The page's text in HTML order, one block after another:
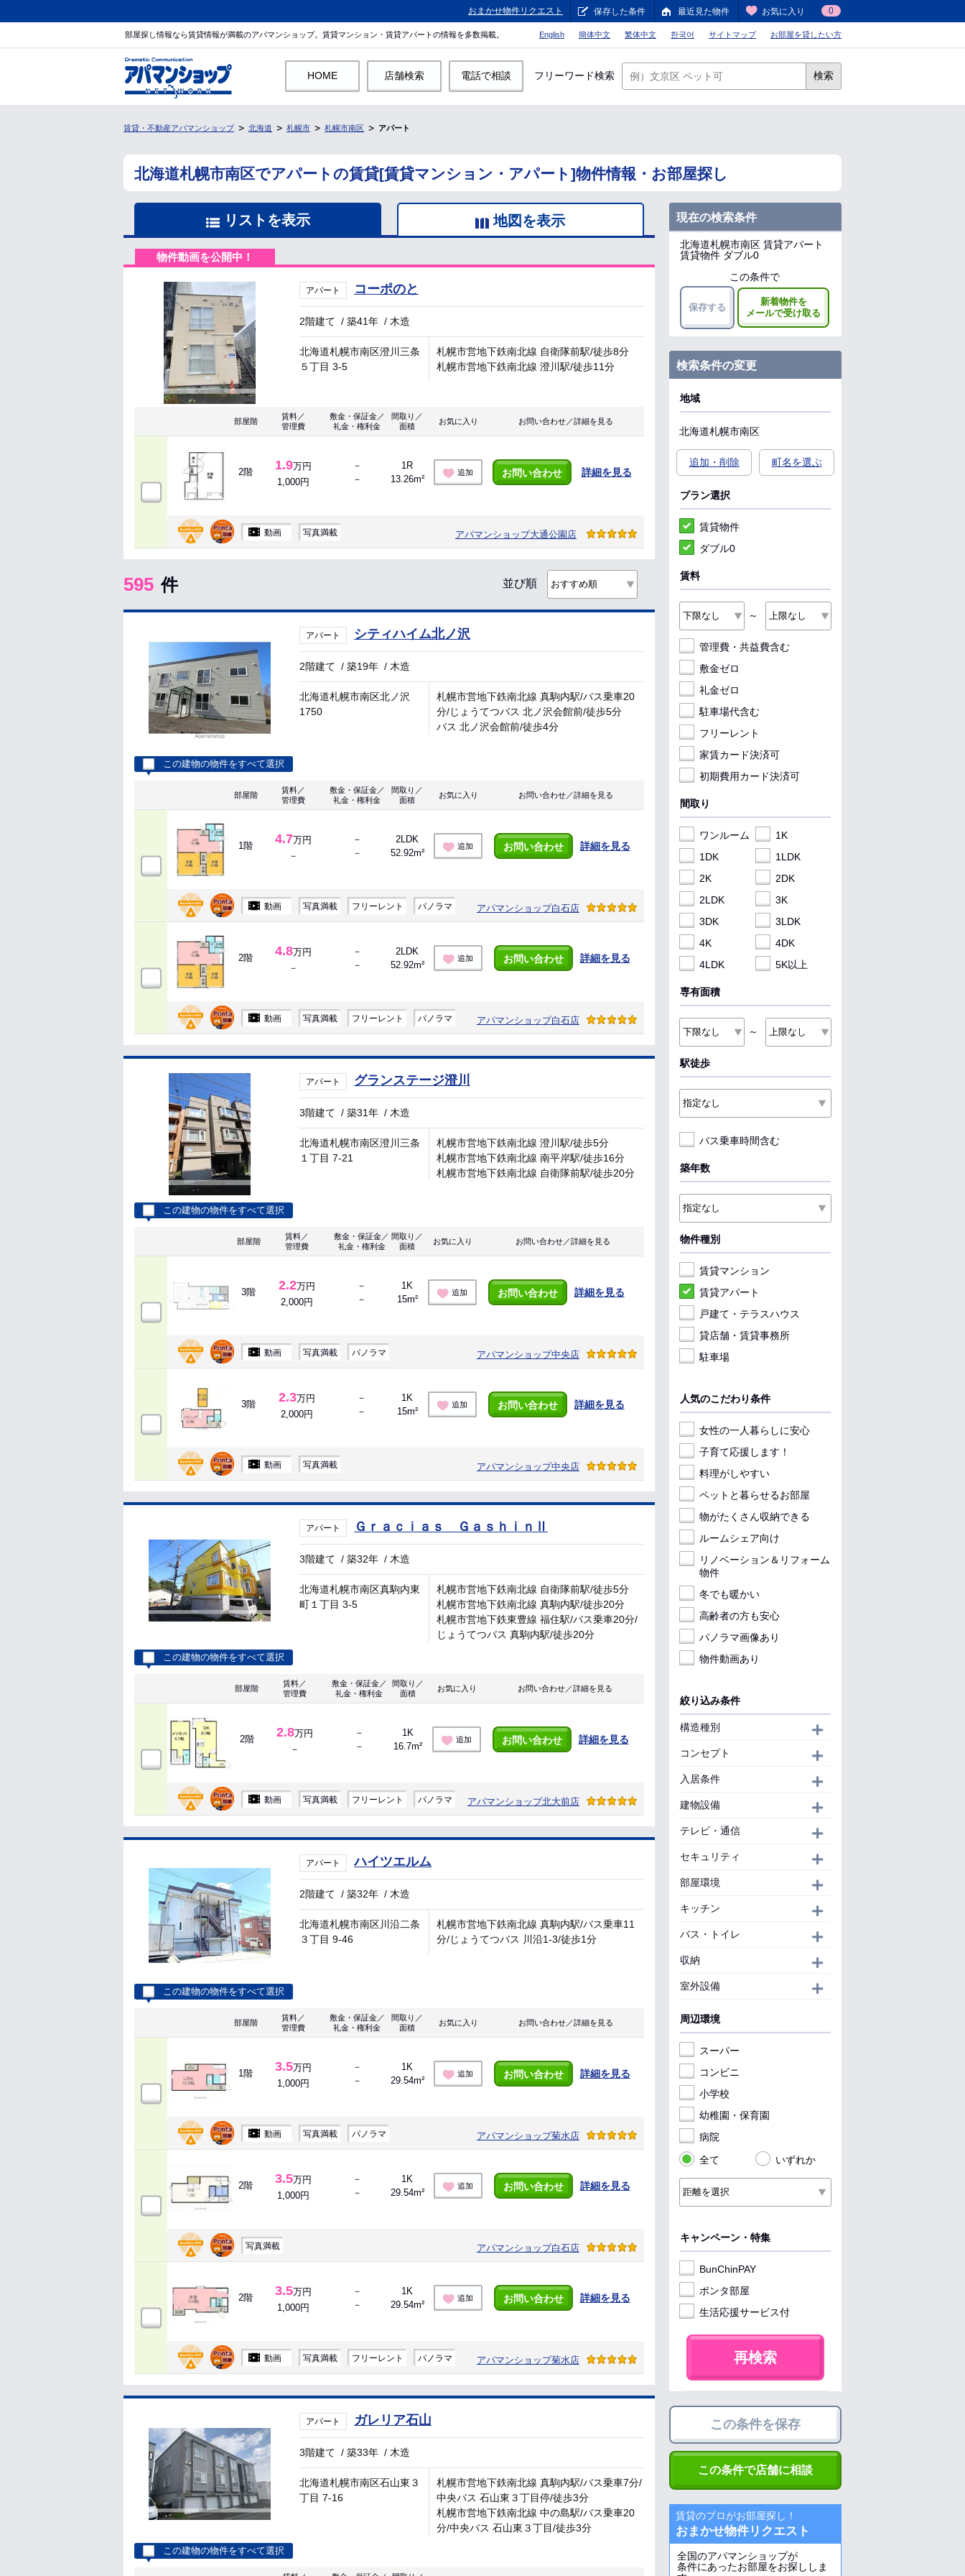
おまかせ物件リクエスト 保存した条件 最近見た物件 お気に入り 0
部屋探し情報なら賃貸情報が満載のアパマンショップ。賃貸マンション・賃貸アパートの情報を多数掲載。 English 簡体中文 繁体中文 한국어 サイトマップ お部屋を貸したい方
HOME 店舗検索 電話で相談 フリーワード検索 検索
賃貸・不動産アパマンショップ 北海道 札幌市 札幌市南区 アパート
北海道札幌市南区でアパートの賃貸[賃貸マンション・アパート]物件情報・お部屋探し
リストを表示 地図を表示
物件動画を公開中！
アパート コーポのと
2階建て /築41年 / 木造
北海道札幌市南区澄川三条
５丁目 3-5
札幌市営地下鉄南北線 自衛隊前駅/徒歩8分
札幌市営地下鉄南北線 澄川駅/徒歩11分
部屋階
賃料／
管理費
敷金・保証金／
礼金・権利金
間取り／
面積
お気に入り お問い合わせ／詳細を見る
2階 1.9万円
1,000円
－
－
1R
13.26m²
追加 お問い合わせ 詳細を見る
動画 写真満載 アパマンショップ大通公園店
595 件 並び順
アパート シティハイム北ノ沢
2階建て /築19年 / 木造
北海道札幌市南区北ノ沢
1750
札幌市営地下鉄南北線 真駒内駅/バス乗車20
分/じょうてつバス 北ノ沢会館前/徒歩5分
バス 北ノ沢会館前/徒歩4分
この建物の物件をすべて選択
部屋階
賃料／
管理費
敷金・保証金／
礼金・権利金
間取り／
面積
お気に入り お問い合わせ／詳細を見る
1階 4.7万円
－
－
－
2LDK
52.92m²
追加 お問い合わせ 詳細を見る
動画 写真満載 フリーレント パノラマ アパマンショップ白石店
2階 4.8万円
－
－
－
2LDK
52.92m²
追加 お問い合わせ 詳細を見る
動画 写真満載 フリーレント パノラマ アパマンショップ白石店
アパート グランステージ澄川
3階建て /築31年 / 木造
北海道札幌市南区澄川三条
１丁目 7-21
札幌市営地下鉄南北線 澄川駅/徒歩5分
札幌市営地下鉄南北線 南平岸駅/徒歩16分
札幌市営地下鉄南北線 自衛隊前駅/徒歩20分
この建物の物件をすべて選択
部屋階
賃料／
管理費
敷金・保証金／
礼金・権利金
間取り／
面積
お気に入り お問い合わせ／詳細を見る
3階 2.2万円
2,000円
－
－
1K
15m²
追加 お問い合わせ 詳細を見る
動画 写真満載 パノラマ アパマンショップ中央店
3階 2.3万円
2,000円
－
－
1K
15m²
追加 お問い合わせ 詳細を見る
動画 写真満載 アパマンショップ中央店
アパート Ｇｒａｃｉａｓ ＧａｓｈｉｎⅡ
3階建て /築32年 / 木造
北海道札幌市南区真駒内東
町１丁目 3-5
札幌市営地下鉄南北線 自衛隊前駅/徒歩5分
札幌市営地下鉄南北線 真駒内駅/徒歩20分
札幌市営地下鉄東豊線 福住駅/バス乗車20分/
じょうてつバス 真駒内駅/徒歩20分
この建物の物件をすべて選択
部屋階
賃料／
管理費
敷金・保証金／
礼金・権利金
間取り／
面積
お気に入り お問い合わせ／詳細を見る
2階 2.8万円
－
－
－
1K
16.7m²
追加 お問い合わせ 詳細を見る
動画 写真満載 フリーレント パノラマ アパマンショップ北大前店
アパート ハイツエルム
2階建て /築32年 / 木造
北海道札幌市南区川沿二条
３丁目 9-46
札幌市営地下鉄南北線 真駒内駅/バス乗車11
分/じょうてつバス 川沿1-3/徒歩1分
この建物の物件をすべて選択
部屋階
賃料／
管理費
敷金・保証金／
礼金・権利金
間取り／
面積
お気に入り お問い合わせ／詳細を見る
1階 3.5万円
1,000円
－
－
1K
29.54m²
追加 お問い合わせ 詳細を見る
動画 写真満載 パノラマ アパマンショップ菊水店
2階 3.5万円
1,000円
－
－
1K
29.54m²
追加 お問い合わせ 詳細を見る
写真満載 アパマンショップ白石店
2階 3.5万円
1,000円
－
－
1K
29.54m²
追加 お問い合わせ 詳細を見る
動画 写真満載 フリーレント パノラマ アパマンショップ菊水店
アパート ガレリア石山
3階建て /築33年 / 木造
北海道札幌市南区石山東３
丁目 7-16
札幌市営地下鉄南北線 真駒内駅/バス乗車7分/
中央バス 石山東３丁目停/徒歩3分
札幌市営地下鉄南北線 中の島駅/バス乗車20
分/中央バス 石山東３丁目/徒歩3分
この建物の物件をすべて選択
現在の検索条件
北海道札幌市南区 賃貸アパート
賃貸物件 ダブル0
この条件で
保存する
新着物件を
メールで受け取る
検索条件の変更
地域
北海道札幌市南区
追加・削除 町名を選ぶ
プラン選択
賃貸物件
ダブル0
賃料
～
管理費・共益費含む
敷金ゼロ
礼金ゼロ
駐車場代含む
フリーレント
家賃カード決済可
初期費用カード決済可
間取り
ワンルーム
1K
1DK
1LDK
2K
2DK
2LDK
3K
3DK
3LDK
4K
4DK
4LDK
5K以上
専有面積
～
駅徒歩
バス乗車時間含む
築年数
物件種別
賃貸マンション
賃貸アパート
戸建て・テラスハウス
貸店舗・賃貸事務所
駐車場
人気のこだわり条件
女性の一人暮らしに安心
子育て応援します！
料理がしやすい
ペットと暮らせるお部屋
物がたくさん収納できる
ルームシェア向け
リノベーション＆リフォーム
物件
冬でも暖かい
高齢者の方も安心
パノラマ画像あり
物件動画あり
絞り込み条件
構造種別
コンセプト
入居条件
建物設備
テレビ・通信
セキュリティ
部屋環境
キッチン
バス・トイレ
収納
室外設備
周辺環境
スーパー
コンビニ
小学校
幼稚園・保育園
病院
全て
いずれか
キャンペーン・特集
BunChinPAY
ポンタ部屋
生活応援サービス付
再検索
この条件を保存
この条件で店舗に相談
賃貸のプロがお部屋探し！
おまかせ物件リクエスト
全国のアパマンショップが
条件にあったお部屋をお探ししま